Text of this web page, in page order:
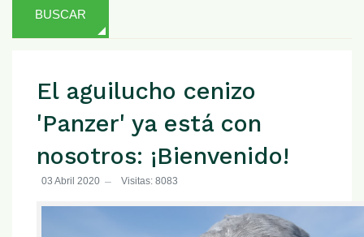
BUSCAR
El aguilucho cenizo
'Panzer' ya está con
nosotros: ¡Bienvenido!
03 Abril 2020 Visitas: 8083